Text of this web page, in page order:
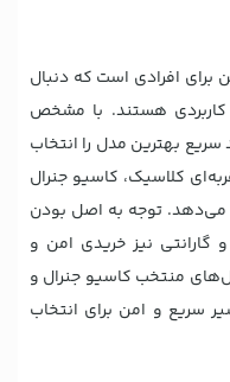
برای افرادی است که دنبال
کاربردی هستند. با مشخص
بهترین مدل را انتخاب
کلاسیک، کاسیو جنرال
می‌دهد. توجه به اصل بودن
نیز خریدی امن و
منتخب کاسیو جنرال و
سریع و امن برای انتخاب